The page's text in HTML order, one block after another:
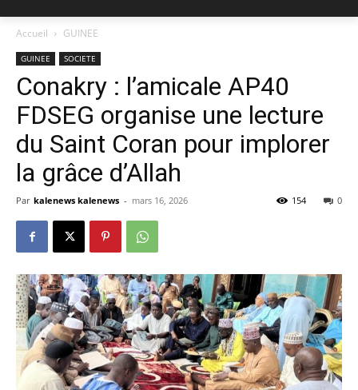
Accueil GUINEE
GUINEE SOCIETE
Conakry : l’amicale AP40
FDSEG organise une lecture
du Saint Coran pour implorer
la grâce d’Allah
Par kalenews kalenews - mars 16, 2026 0
154